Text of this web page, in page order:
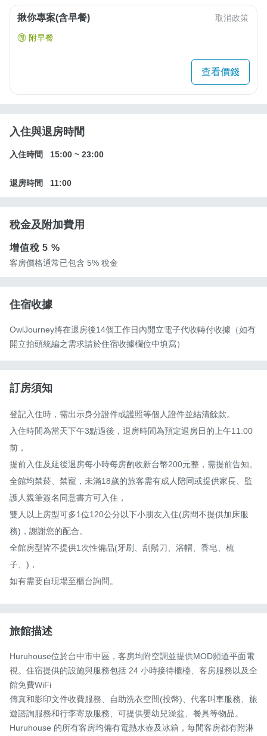
揪你專案(含早餐) 取消政策
附早餐
查看價錢
入住與退房時間
入住時間 15:00 ~ 23:00
退房時間 11:00
稅金及附加費用
增值稅5 %
客房價格通常已包含 5% 稅金
住宿收據
OwlJourney將在退房後14個工作日內開立電子代收轉付收據（如有
開立抬頭統編之需求請於住宿收據欄位中填寫）
訂房須知
登記入住時，需出示身分證件或護照等個人證件並結清餘款。
入住時間為當天下午3點過後，退房時間為預定退房日的上午11:00
前，
提前入住及延後退房每小時每房酌收新台幣200元整，需提前告知。
全館均禁菸、禁寵，未滿18歲的旅客需有成人陪同或提供家長、監
護人親筆簽名同意書方可入住，
雙人以上房型可多1位120公分以下小朋友入住(房間不提供加床服
務)，謝謝您的配合。
全館房型皆不提供1次性備品(牙刷、刮鬍刀、浴帽、香皂、梳
子、)，
如有需要自現場至櫃台詢問。
旅館描述
Huruhouse位於台中市中區，客房均附空調並提供MOD頻道平面電
視。住宿提供的設施與服務包括 24 小時接待櫃檯、客房服務以及全
館免費WiFi
傳真和影印文件收費服務、自助洗衣空間(投幣)、代客叫車服務、旅
遊諮詢服務和行李寄放服務、可提供嬰幼兒澡盆、餐具等物品。
Huruhouse 的所有客房均備有電熱水壺及冰箱，每間客房都有附淋